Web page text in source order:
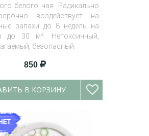
белого чая. Радикально
воздействует на
запахи до 8 недель на
до 30 м². Нетоксичный,
безопасный.
850
В КОРЗИНУ